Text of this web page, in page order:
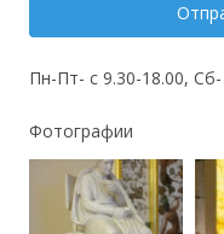
Пн-Пт- с 9.30-18.00, Сб-
Фотографии